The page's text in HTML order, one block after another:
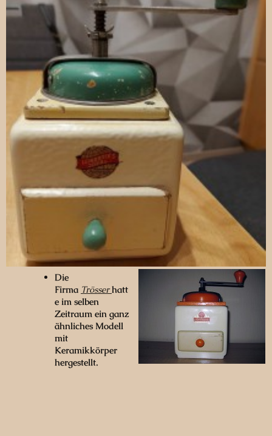
Die
Firma Trösserhatt
e im selben
Zeitraum ein ganz
ähnliches Modell
mit
Keramikkörper
hergestellt.